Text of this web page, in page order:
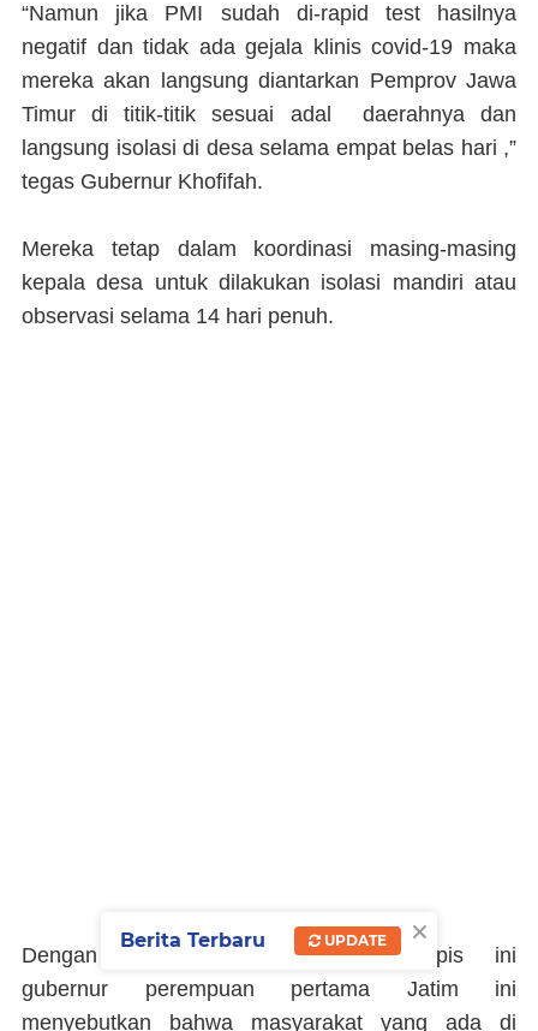
“Namun jika PMI sudah di-rapid test hasilnya
negatif dan tidak ada gejala klinis covid-19 maka
mereka akan langsung diantarkan Pemprov Jawa
Timur di titik-titik sesuai adal daerahnya dan
langsung isolasi di desa selama empat belas hari ,”
tegas Gubernur Khofifah.
Mereka tetap dalam koordinasi masing-masing
kepala desa untuk dilakukan isolasi mandiri atau
observasi selama 14 hari penuh.
Dengan adanya sistem screening berlapis ini
gubernur perempuan pertama Jatim ini
menyebutkan bahwa masyarakat yang ada di
×
Berita Terbaru UPDATE